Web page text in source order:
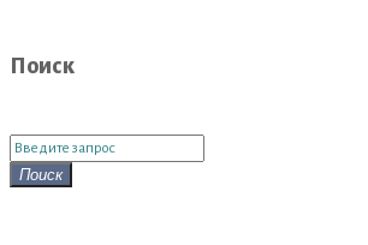
Поиск
Поиск
для:
Поиск